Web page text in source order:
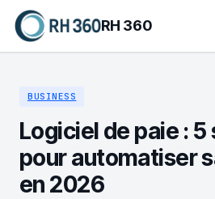
RH 360
BUSINESS
Logiciel de paie :
pour automatiser
en 2026